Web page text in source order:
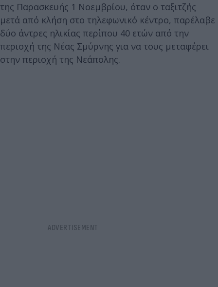
της Παρασκευής 1 Νοεμβρίου, όταν ο ταξιτζής
μετά από κλήση στο τηλεφωνικό κέντρο, παρέλαβε
δύο άντρες ηλικίας περίπου 40 ετών από την
περιοχή της Νέας Σμύρνης για να τους μεταφέρει
στην περιοχή της Νεάπολης.